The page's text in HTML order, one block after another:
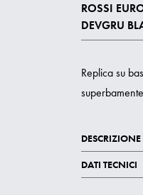
ROSSI
DEVGRU
Replica su
DATI TECNICI